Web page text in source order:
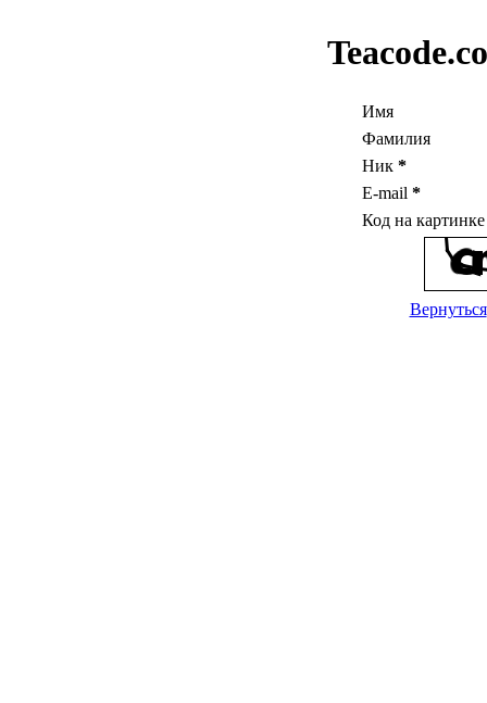
Имя
Фамилия
Ник *
E-mail *
Код на
Вернуться